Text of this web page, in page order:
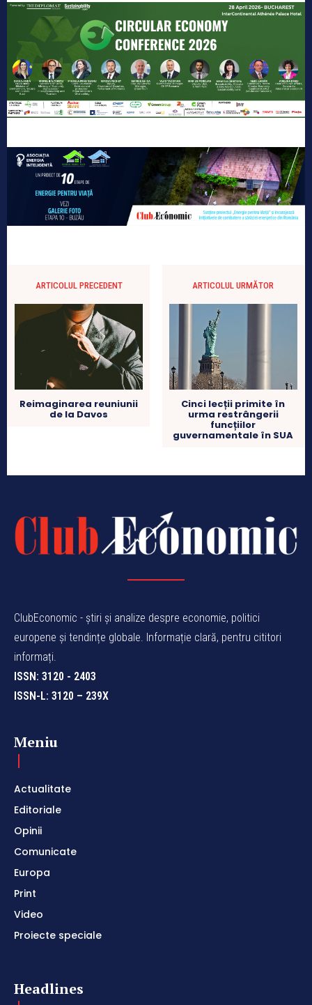
ARTICOLUL PRECEDENT
Reimaginarea reuniunii
de la Davos
ARTICOLUL URMĂTOR
Cinci lecții primite în
urma restrângerii
funcțiilor
guvernamentale în SUA
ClubEconomic - știri și analize despre economie, politici
europene și tendințe globale. Informație clară, pentru cititori
informați.
ISSN: 3120 - 2403
ISSN-L: 3120 – 239X
Meniu
Actualitate
Editoriale
Opinii
Comunicate
Europa
Print
Video
Proiecte speciale
Headlines